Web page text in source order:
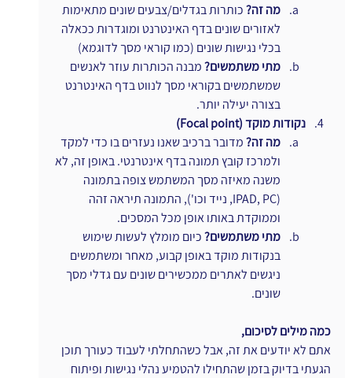
מה זה? כותרות בגדלים/צבעים שונים מתאימות
לאזורים שונים בדף האינטרנט ומוגדרות ככאלה
בכלי נגישות שונים (כמו קוראי מסך לדוגמא)
מתי משתמשים? מבנה הכותרות עוזר לאנשים
שמשתמשים בקוראי מסך לנווט בדף האינטרנט
בצורה יעילה יותר.
נקודות מוקד (Focal point)
מה זה? מדובר ברכיב שאנו נעזרים בו כדי למקד
ולמרכז קובץ תמונה בדף אינטרנטי. באופן זה, לא
משנה מאיזה מסך המשתמש צופה בתמונה
(IPAD, PC, נייד וכו'), התמונה תיראה זהה
וממוקדת באותו אופן מכל המסכים.
מתי משתמשים? כיום מומלץ לעשות שימוש
בנקודות מוקד באופן קבוע, מאחר ומשתמשים
ניגשים לאתרים ממכשירים שונים עם גדלי מסך
שונים.
כמה מילים לסיכום,
אתם לא יודעים את זה, אבל כשהתחלתי לעבוד כעורך תוכן
הגעתי בדיוק בזמן שהתחילו להטמיע נהלי נגישות ופיתוח